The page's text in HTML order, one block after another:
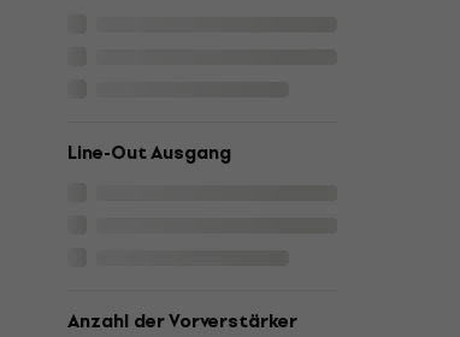
Line-Out Ausgang
Anzahl der Vorverstärker